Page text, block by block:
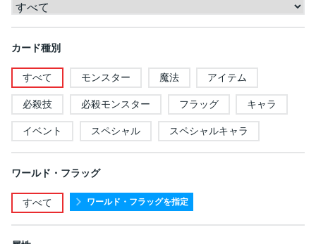
カード種別
すべて モンスター 魔法 アイテム
必殺技 必殺モンスター フラッグ キャラ
イベント スペシャル スペシャルキャラ
ワールド・フラッグ
すべて ワールド・フラッグを指定